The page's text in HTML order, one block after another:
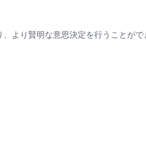
より賢明な意思決定を行うことがで